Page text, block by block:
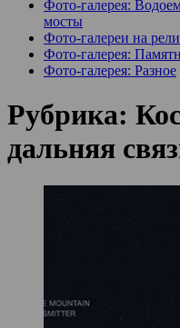
Фото-галерея:
мосты
Фото-галереи на
Фото-галерея:
Фото-галерея: Разное
Рубрика:
дальняя